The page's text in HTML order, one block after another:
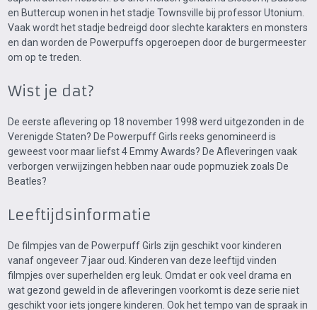
en Buttercup wonen in het stadje Townsville bij professor Utonium.
Vaak wordt het stadje bedreigd door slechte karakters en monsters
en dan worden de Powerpuffs opgeroepen door de burgermeester
om op te treden.
Wist je dat?
De eerste aflevering op 18 november 1998 werd uitgezonden in de
Verenigde Staten? De Powerpuff Girls reeks genomineerd is
geweest voor maar liefst 4 Emmy Awards? De Afleveringen vaak
verborgen verwijzingen hebben naar oude popmuziek zoals De
Beatles?
Leeftijdsinformatie
De filmpjes van de Powerpuff Girls zijn geschikt voor kinderen
vanaf ongeveer 7 jaar oud. Kinderen van deze leeftijd vinden
filmpjes over superhelden erg leuk. Omdat er ook veel drama en
wat gezond geweld in de afleveringen voorkomt is deze serie niet
geschikt voor iets jongere kinderen. Ook het tempo van de spraak in